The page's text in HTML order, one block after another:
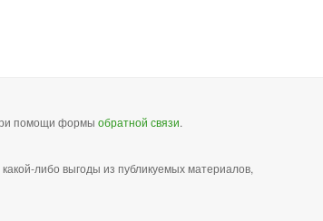
помощи формы обратной связи.
либо выгоды из публикуемых материалов,